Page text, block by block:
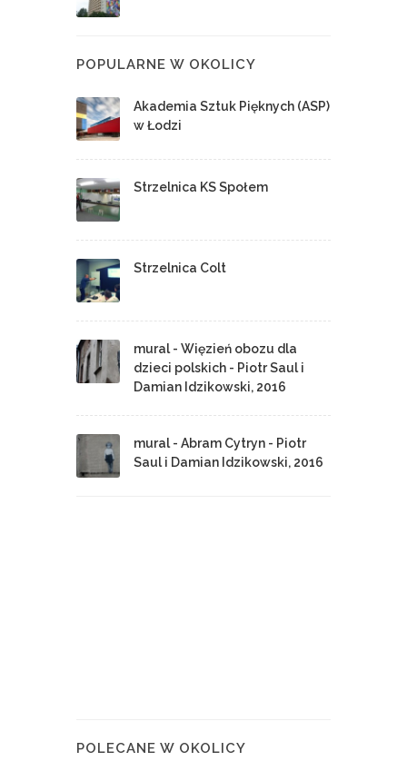
POPULARNE W OKOLICY
Akademia Sztuk Pięknych (ASP)
w Łodzi
Strzelnica KS Społem
Strzelnica Colt
mural - Więzień obozu dla
dzieci polskich - Piotr Saul i
Damian Idzikowski, 2016
mural - Abram Cytryn - Piotr
Saul i Damian Idzikowski, 2016
POLECANE W OKOLICY